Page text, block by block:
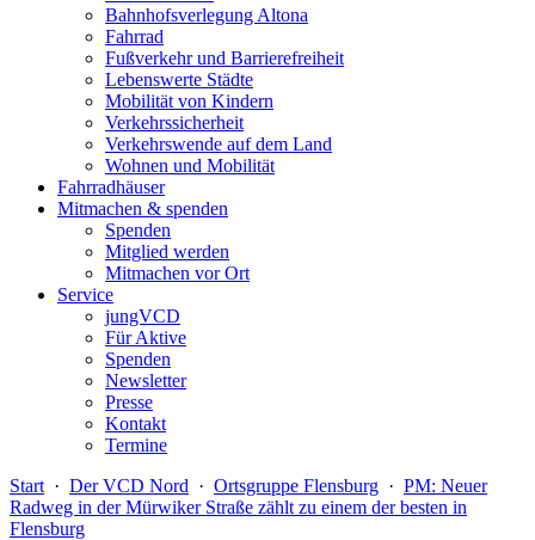
Bahnhofsverlegung Altona
Fahrrad
Fußverkehr und Barrierefreiheit
Lebenswerte Städte
Mobilität von Kindern
Verkehrssicherheit
Verkehrswende auf dem Land
Wohnen und Mobilität
Fahrradhäuser
Mitmachen & spenden
Spenden
Mitglied werden
Mitmachen vor Ort
Service
jungVCD
Für Aktive
Spenden
Newsletter
Presse
Kontakt
Termine
Start · Der VCD Nord · Ortsgruppe Flensburg · PM: Neuer
Radweg in der Mürwiker Straße zählt zu einem der besten in
Flensburg